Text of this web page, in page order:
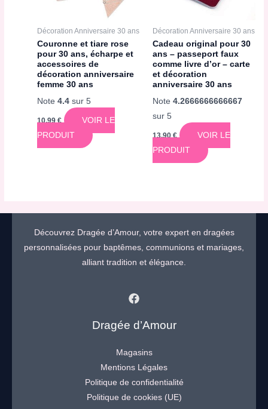
Décoration Anniversaire 30 ans
Couronne et tiare rose
pour 30 ans, écharpe et
accessoires de
décoration anniversaire
femme 30 ans
Note4.4 sur 5
10,99€
VOIR LE
PRODUIT
Décoration Anniversaire 30 ans
Cadeau original pour 30
ans – passeport faux
comme livre d’or – carte
et décoration
anniversaire 30 ans
Note 4.2666666666667
sur 5
13,90€
VOIR LE
PRODUIT
Découvrez Dragée d’Amour, votre expert en dragées
personnalisées pour baptêmes, communions et mariages,
alliant tradition et élégance.
Dragée d’Amour
Magasins
Mentions Légales
Politique de confidentialité
Politique de cookies (UE)